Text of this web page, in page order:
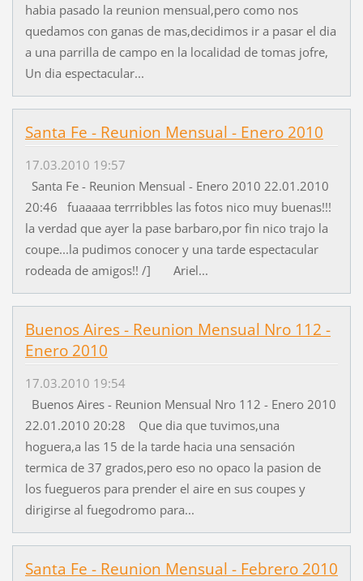
habia pasado la reunion mensual,pero como nos
quedamos con ganas de mas,decidimos ir a pasar el dia
a una parrilla de campo en la localidad de tomas jofre,
Un dia espectacular...
Santa Fe - Reunion Mensual - Enero 2010
17.03.2010 19:57
Santa Fe - Reunion Mensual - Enero 2010 22.01.2010
20:46 fuaaaaa terrribbles las fotos nico muy buenas!!!
la verdad que ayer la pase barbaro,por fin nico trajo la
coupe...la pudimos conocer y una tarde espectacular
rodeada de amigos!! /] Ariel...
Buenos Aires - Reunion Mensual Nro 112 -
Enero 2010
17.03.2010 19:54
Buenos Aires - Reunion Mensual Nro 112 - Enero 2010
22.01.2010 20:28 Que dia que tuvimos,una
hoguera,a las 15 de la tarde hacia una sensación
termica de 37 grados,pero eso no opaco la pasion de
los fuegueros para prender el aire en sus coupes y
dirigirse al fuegodromo para...
Santa Fe - Reunion Mensual - Febrero 2010